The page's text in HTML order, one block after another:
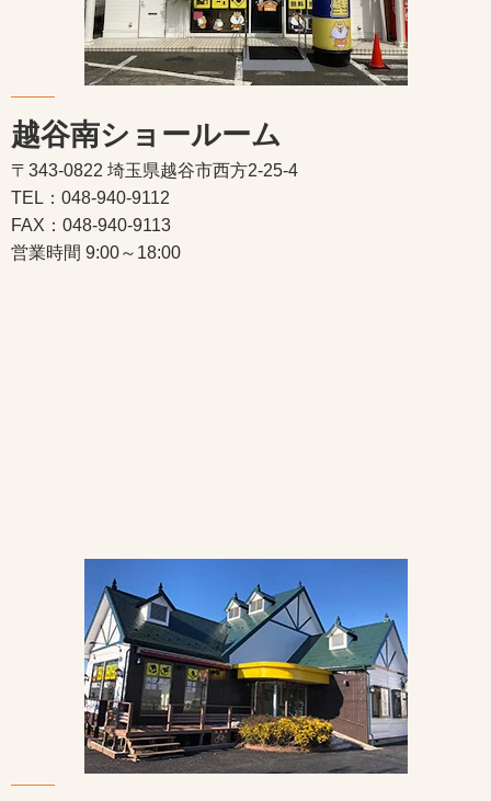
越谷南ショールーム
〒343-0822 埼玉県越谷市西方2-25-4
TEL：048-940-9112
FAX：048-940-9113
営業時間 9:00～18:00